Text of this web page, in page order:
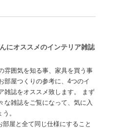
にオススメのインテリア雑誌
雰囲気を知る事、家具を買う事
部屋つくりの参考に、4つのイ
雑誌をオススメ致します。 まず
な雑誌をご覧になって、気に入
。
屋と全て同じ仕様にすること